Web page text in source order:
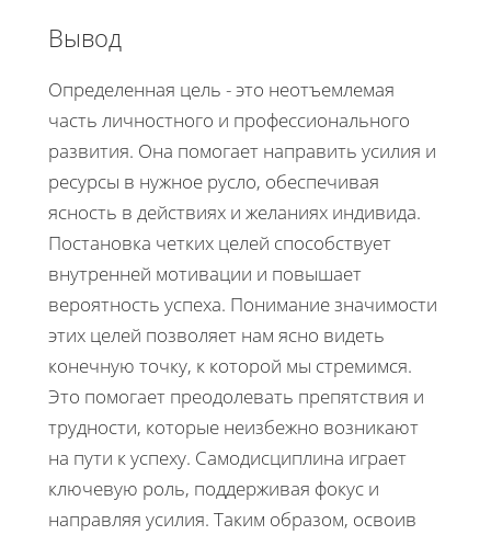
Вывод
Определенная цель - это неотъемлемая
часть личностного и профессионального
развития. Она помогает направить усилия и
ресурсы в нужное русло, обеспечивая
ясность в действиях и желаниях индивида.
Постановка четких целей способствует
внутренней мотивации и повышает
вероятность успеха. Понимание значимости
этих целей позволяет нам ясно видеть
конечную точку, к которой мы стремимся.
Это помогает преодолевать препятствия и
трудности, которые неизбежно возникают
на пути к успеху. Самодисциплина играет
ключевую роль, поддерживая фокус и
направляя усилия. Таким образом, освоив